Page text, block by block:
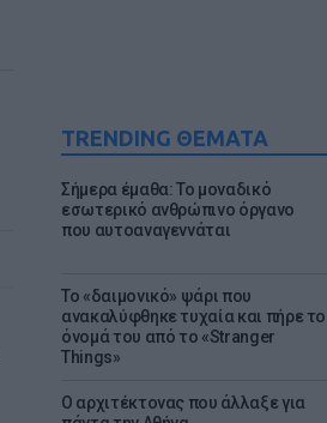
TRENDING ΘΕΜΑΤΑ
Σήμερα έμαθα: Το μοναδικό
εσωτερικό ανθρώπινο όργανο
που αυτοαναγεννάται
Το «δαιμονικό» ψάρι που
ανακαλύφθηκε τυχαία και πήρε το
όνομά του από το «Stranger
Things»
Ο αρχιτέκτονας που άλλαξε για